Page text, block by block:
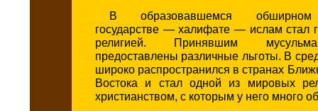
В образовавшемся обширном
государстве — халифате — ислам стал
религией. Принявшим
предоставлены различные льготы. В
широко распространился в странах
Востока и стал одной из мировых
христианством, с которым у него много